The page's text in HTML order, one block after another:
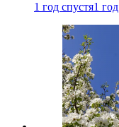
1 год спустя1